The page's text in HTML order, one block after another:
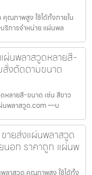
ณภาพสูง ใช้ได้ทั้งภายใน
การจำหน่าย แผ่นพล
ผ่นพลาสวูดหลายสี-
สั่งตัดตามขนาด
หลายสี-ขนาด เช่น สีขาว
นพลาสวูด.com —บ
ายส่งแผ่นพลาสวูด
นอก ราคาถูก แผ่นพ
ลาสวูด คุณภาพสูง ใช้ได้ทั้ง